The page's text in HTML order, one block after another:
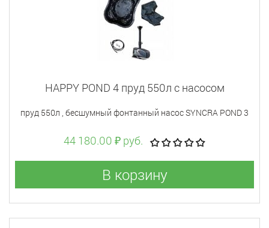
HAPPY POND 4 пруд 550л с насосом
пруд 550л , бесшумный фонтанный насос SYNCRA POND 3
44 180.00 ₽ руб.
В корзину